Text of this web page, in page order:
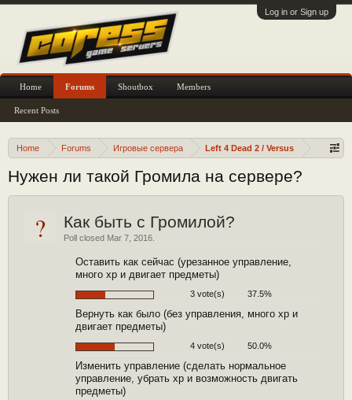
Log in or Sign up
Home Forums Игровые сервера Left 4 Dead 2 / Versus
Нужен ли такой Громила на сервере?
? Как быть с Громилой?
Poll closed Mar 7, 2016.
Оставить как сейчас (урезанное управление,
много хр и двигает предметы)
3 vote(s) 37.5%
Вернуть как было (без управления, много хр и
двигает предметы)
4 vote(s) 50.0%
Изменить управление (сделать нормальное
управление, убрать хр и возможность двигать
предметы)
Home Forums
Recent Posts
Shoutbox Members